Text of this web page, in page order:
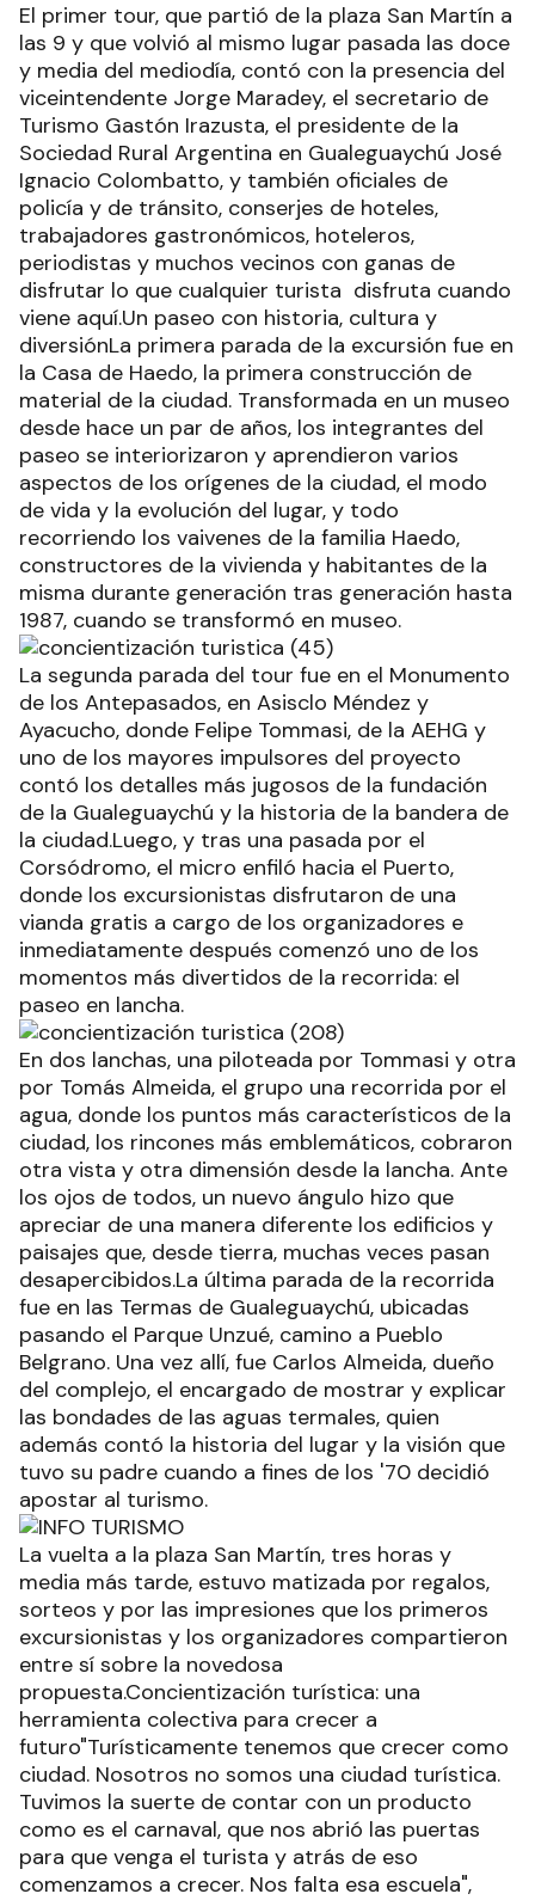
El primer tour, que partió de la plaza San Martín a
las 9 y que volvió al mismo lugar pasada las doce
y media del mediodía, contó con la presencia del
viceintendente Jorge Maradey, el secretario de
Turismo Gastón Irazusta, el presidente de la
Sociedad Rural Argentina en Gualeguaychú José
Ignacio Colombatto, y también oficiales de
policía y de tránsito, conserjes de hoteles,
trabajadores gastronómicos, hoteleros,
periodistas y muchos vecinos con ganas de
disfrutar lo que cualquier turista disfruta cuando
viene aquí.Un paseo con historia, cultura y
diversiónLa primera parada de la excursión fue en
la Casa de Haedo, la primera construcción de
material de la ciudad. Transformada en un museo
desde hace un par de años, los integrantes del
paseo se interiorizaron y aprendieron varios
aspectos de los orígenes de la ciudad, el modo
de vida y la evolución del lugar, y todo
recorriendo los vaivenes de la familia Haedo,
constructores de la vivienda y habitantes de la
misma durante generación tras generación hasta
1987, cuando se transformó en museo.
La segunda parada del tour fue en el Monumento
de los Antepasados, en Asisclo Méndez y
Ayacucho, donde Felipe Tommasi, de la AEHG y
uno de los mayores impulsores del proyecto
contó los detalles más jugosos de la fundación
de la Gualeguaychú y la historia de la bandera de
la ciudad.Luego, y tras una pasada por el
Corsódromo, el micro enfiló hacia el Puerto,
donde los excursionistas disfrutaron de una
vianda gratis a cargo de los organizadores e
inmediatamente después comenzó uno de los
momentos más divertidos de la recorrida: el
paseo en lancha.
En dos lanchas, una piloteada por Tommasi y otra
por Tomás Almeida, el grupo una recorrida por el
agua, donde los puntos más característicos de la
ciudad, los rincones más emblemáticos, cobraron
otra vista y otra dimensión desde la lancha. Ante
los ojos de todos, un nuevo ángulo hizo que
apreciar de una manera diferente los edificios y
paisajes que, desde tierra, muchas veces pasan
desapercibidos.La última parada de la recorrida
fue en las Termas de Gualeguaychú, ubicadas
pasando el Parque Unzué, camino a Pueblo
Belgrano. Una vez allí, fue Carlos Almeida, dueño
del complejo, el encargado de mostrar y explicar
las bondades de las aguas termales, quien
además contó la historia del lugar y la visión que
tuvo su padre cuando a fines de los '70 decidió
apostar al turismo.
La vuelta a la plaza San Martín, tres horas y
media más tarde, estuvo matizada por regalos,
sorteos y por las impresiones que los primeros
excursionistas y los organizadores compartieron
entre sí sobre la novedosa
propuesta.Concientización turística: una
herramienta colectiva para crecer a
futuro"Turísticamente tenemos que crecer como
ciudad. Nosotros no somos una ciudad turística.
Tuvimos la suerte de contar con un producto
como es el carnaval, que nos abrió las puertas
para que venga el turista y atrás de eso
comenzamos a crecer. Nos falta esa escuela",